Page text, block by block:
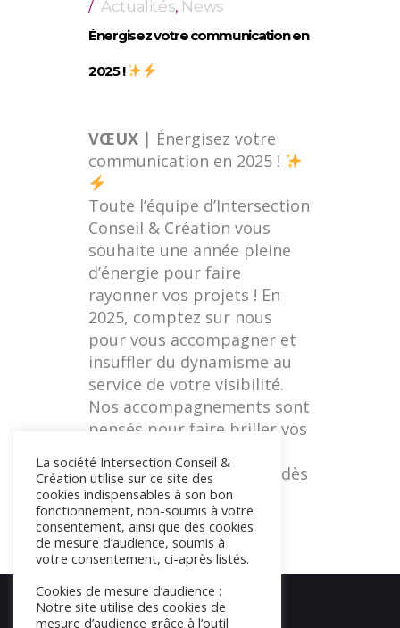
Actualités, News
Énergisez votre communication en
2025 !
VŒUX | Énergisez votre
communication en 2025 !
Toute l’équipe d’Intersection
Conseil & Création vous
souhaite une année pleine
d’énergie pour faire
rayonner vos projets ! En
2025, comptez sur nous
pour vous accompagner et
insuffler du dynamisme au
service de votre visibilité.
Nos accompagnements sont
pensés pour faire briller vos
l’année, et ça commence dès
maintenant !
La société Intersection Conseil &
Création utilise sur ce site des
cookies indispensables à son bon
fonctionnement, non-soumis à votre
consentement, ainsi que des cookies
de mesure d’audience, soumis à
votre consentement, ci-après listés.
Cookies de mesure d’audience :
Notre site utilise des cookies de
mesure d’audience grâce à l’outil